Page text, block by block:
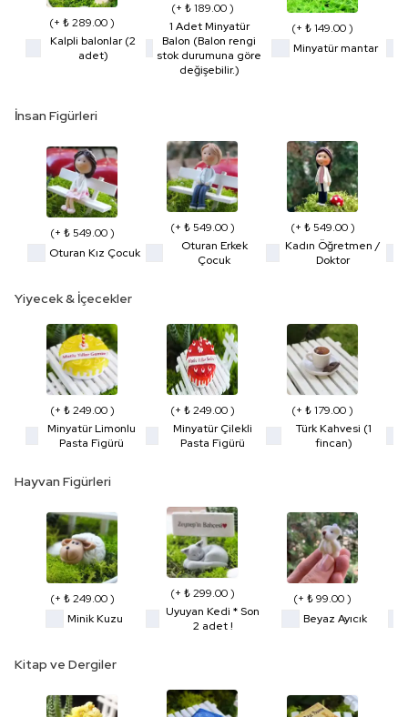
(+ ₺ 289.00 )
Kalpli balonlar (2
adet)
(+ ₺ 189.00 )
1 Adet Minyatür
Balon (Balon rengi
stok durumuna göre
değişebilir.)
(+ ₺ 149.00 )
Minyatür mantar
İnsan Figürleri
(+ ₺ 549.00 )
Oturan Kız Çocuk
(+ ₺ 549.00 )
Oturan Erkek
Çocuk
(+ ₺ 549.00 )
Kadın Öğretmen /
Doktor
Yiyecek & İçecekler
(+ ₺ 249.00 )
Minyatür Limonlu
Pasta Figürü
(+ ₺ 249.00 )
Minyatür Çilekli
Pasta Figürü
(+ ₺ 179.00 )
Türk Kahvesi (1
fincan)
Hayvan Figürleri
(+ ₺ 249.00 )
Minik Kuzu
(+ ₺ 299.00 )
Uyuyan Kedi * Son
2 adet !
(+ ₺ 99.00 )
Beyaz Ayıcık
Kitap ve Dergiler